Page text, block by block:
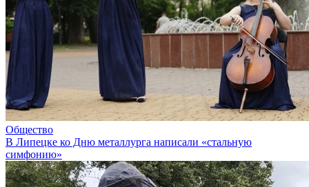
Общество
В Липецке ко Дню металлурга написали «стальную
симфонию»